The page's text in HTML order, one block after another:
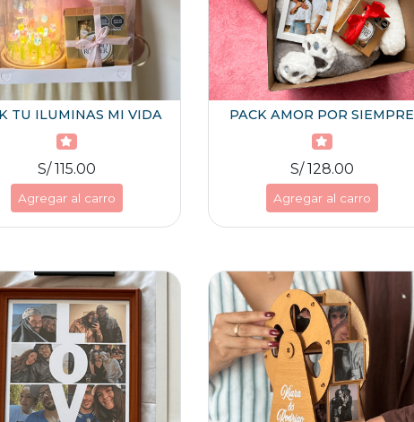
TU ILUMINAS MI VIDA
S/ 115.00
Agregar al carro
PACK AMOR POR SIEMPRE
S/ 128.00
Agregar al carro